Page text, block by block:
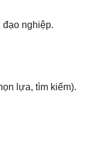
đạo nghiệp.
lựa, tìm kiếm).